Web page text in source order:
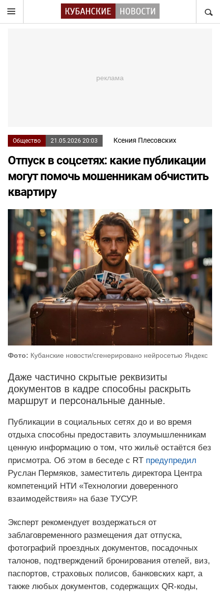
Общество 21.05.2026 20:03 Ксения Плесовских
Отпуск в соцсетях: какие публикации
могут помочь мошенникам обчистить
квартиру
Фото: Кубанские новости/сгенерировано нейросетью Яндекс
Даже частично скрытые реквизиты
документов в кадре способны раскрыть
маршрут и персональные данные.
Публикации в социальных сетях до и во время
отдыха способны предоставить злоумышленникам
ценную информацию о том, что жильё остаётся без
присмотра. Об этом в беседе с RT предупредил
Руслан Пермяков, заместитель директора Центра
компетенций НТИ «Технологии доверенного
взаимодействия» на базе ТУСУР.
Эксперт рекомендует воздержаться от
заблаговременного размещения дат отпуска,
фотографий проездных документов, посадочных
талонов, подтверждений бронирования отелей, виз,
паспортов, страховых полисов, банковских карт, а
также любых документов, содержащих QR-коды,